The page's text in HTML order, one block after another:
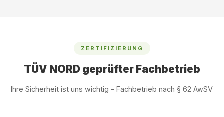
ZERTIFIZIERUNG
TÜV NORD geprüfter Fachbetrieb
Ihre Sicherheit ist uns wichtig – Fachbetrieb nach § 62 AwSV